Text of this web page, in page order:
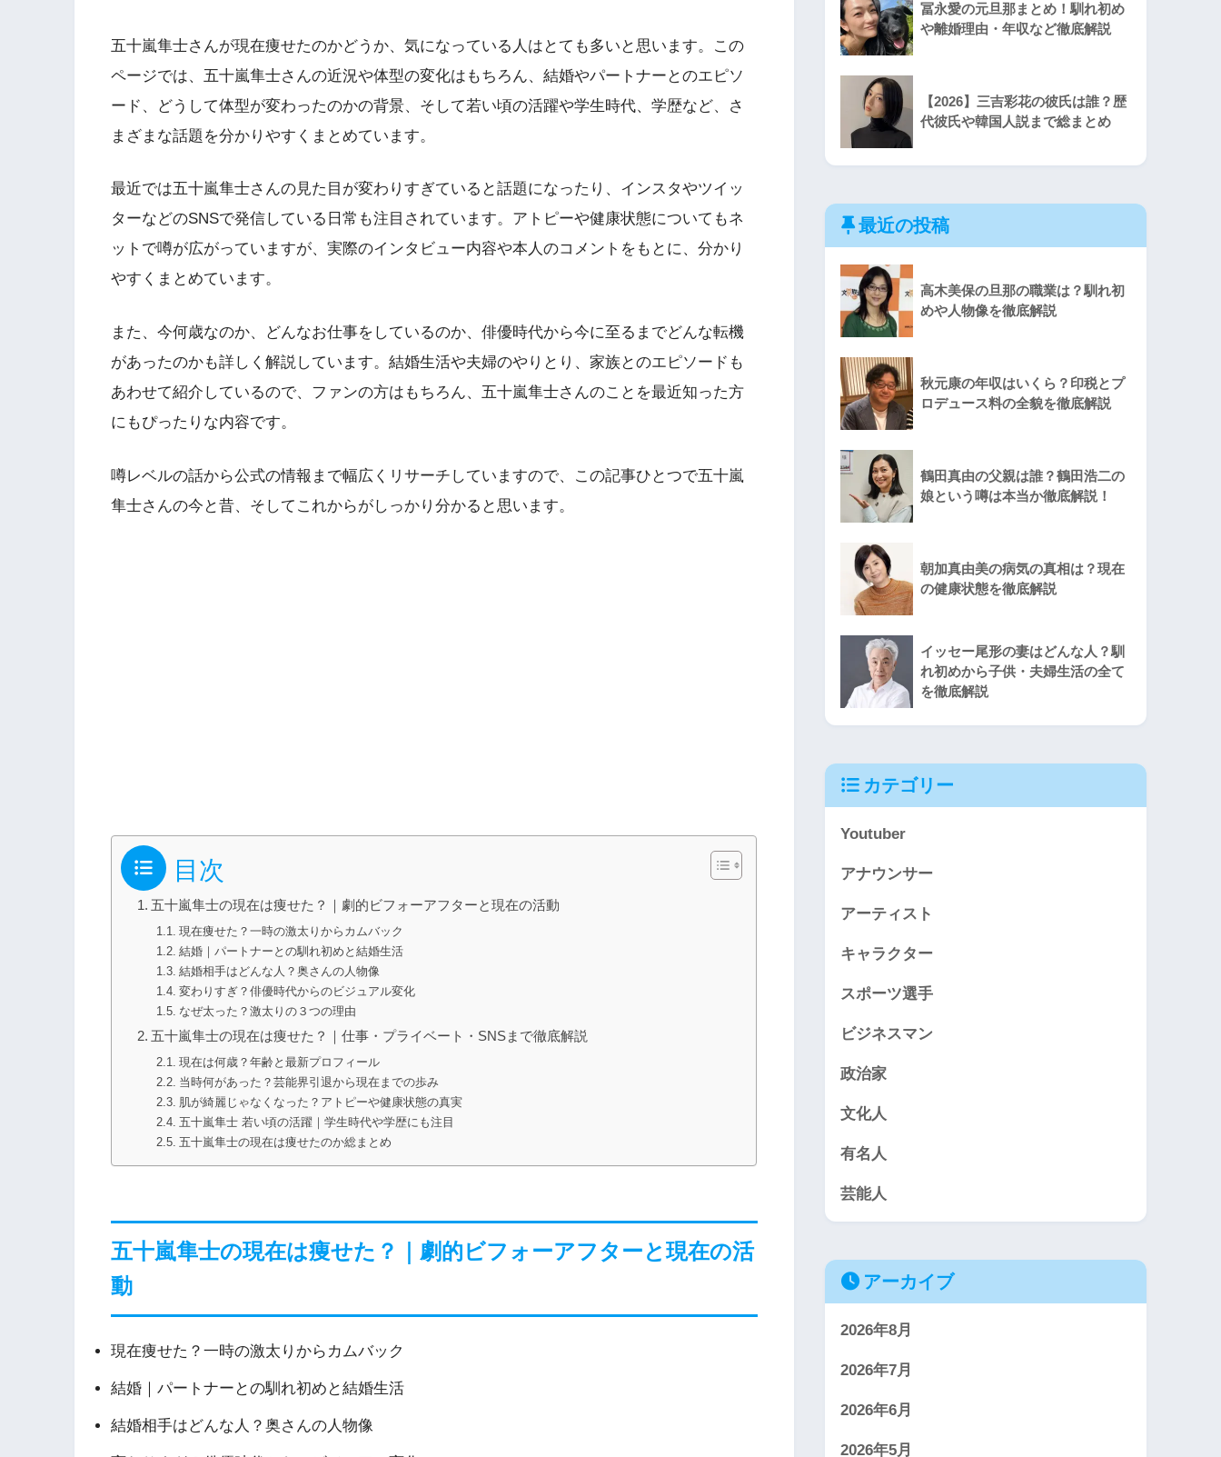
五十嵐隼士さんが現在痩せたのかどうか、気になっている人はとても多いと思います。この
ページでは、五十嵐隼士さんの近況や体型の変化はもちろん、結婚やパートナーとのエピソ
ード、どうして体型が変わったのかの背景、そして若い頃の活躍や学生時代、学歴など、さ
まざまな話題を分かりやすくまとめています。
最近では五十嵐隼士さんの見た目が変わりすぎていると話題になったり、インスタやツイッ
ターなどのSNSで発信している日常も注目されています。アトピーや健康状態についてもネ
ットで噂が広がっていますが、実際のインタビュー内容や本人のコメントをもとに、分かり
やすくまとめています。
また、今何歳なのか、どんなお仕事をしているのか、俳優時代から今に至るまでどんな転機
があったのかも詳しく解説しています。結婚生活や夫婦のやりとり、家族とのエピソードも
あわせて紹介しているので、ファンの方はもちろん、五十嵐隼士さんのことを最近知った方
にもぴったりな内容です。
噂レベルの話から公式の情報まで幅広くリサーチしていますので、この記事ひとつで五十嵐
隼士さんの今と昔、そしてこれからがしっかり分かると思います。
目次
五十嵐隼士の現在は痩せた？｜劇的ビフォーアフターと現在の活動
現在痩せた？一時の激太りからカムバック
結婚｜パートナーとの馴れ初めと結婚生活
結婚相手はどんな人？奥さんの人物像
変わりすぎ？俳優時代からのビジュアル変化
なぜ太った？激太りの３つの理由
五十嵐隼士の現在は痩せた？｜仕事・プライベート・SNSまで徹底解説
現在は何歳？年齢と最新プロフィール
当時何があった？芸能界引退から現在までの歩み
肌が綺麗じゃなくなった？アトピーや健康状態の真実
五十嵐隼士 若い頃の活躍｜学生時代や学歴にも注目
五十嵐隼士の現在は痩せたのか総まとめ
五十嵐隼士の現在は痩せた？｜劇的ビフォーアフターと現在の活
動
現在痩せた？一時の激太りからカムバック
結婚｜パートナーとの馴れ初めと結婚生活
結婚相手はどんな人？奥さんの人物像
冨永愛の元旦那まとめ！馴れ初め
や離婚理由・年収など徹底解説
【2026】三吉彩花の彼氏は誰？歴
代彼氏や韓国人説まで総まとめ
最近の投稿
高木美保の旦那の職業は？馴れ初
めや人物像を徹底解説
秋元康の年収はいくら？印税とプ
ロデュース料の全貌を徹底解説
鶴田真由の父親は誰？鶴田浩二の
娘という噂は本当か徹底解説！
朝加真由美の病気の真相は？現在
の健康状態を徹底解説
イッセー尾形の妻はどんな人？馴
れ初めから子供・夫婦生活の全て
を徹底解説
カテゴリー
Youtuber
アナウンサー
アーティスト
キャラクター
スポーツ選手
ビジネスマン
政治家
文化人
有名人
芸能人
アーカイブ
2026年8月
2026年7月
2026年6月
2026年5月